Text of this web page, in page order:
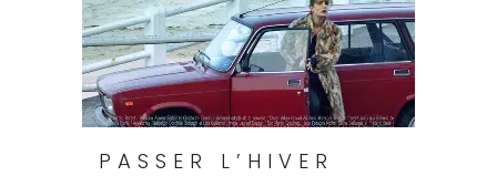
PASSER L’HIVER